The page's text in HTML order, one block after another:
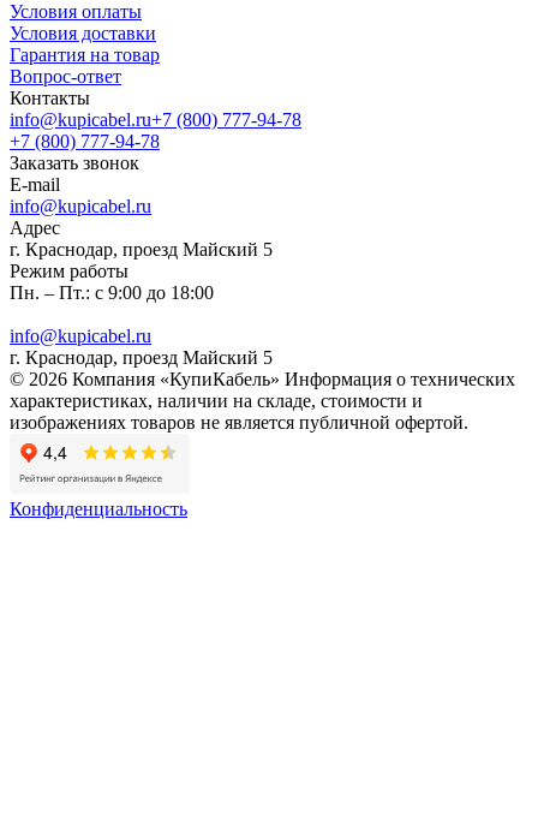
Условия оплаты
Условия доставки
Гарантия на товар
Вопрос-ответ
Контакты
info@kupicabel.ru+7 (800) 777-94-78
+7 (800) 777-94-78
Заказать звонок
E-mail
info@kupicabel.ru
Адрес
г. Краснодар, проезд Майский 5
Режим работы
Пн. – Пт.: с 9:00 до 18:00
info@kupicabel.ru
г. Краснодар, проезд Майский 5
© 2026 Компания «КупиКабель» Информация о технических
характеристиках, наличии на складе, стоимости и
изображениях товаров не является публичной офертой.
Конфиденциальность